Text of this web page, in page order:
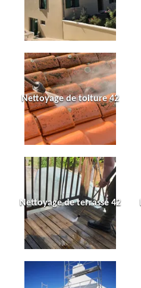
Nettoyage de toiture 42
Nettoyage de terrasse 42